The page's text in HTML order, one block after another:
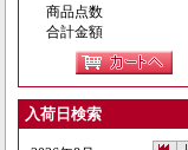
商品点数
合計金額
入荷日検索